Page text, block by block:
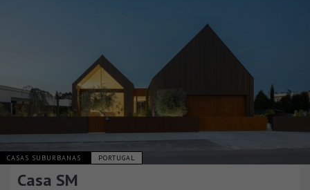
CASAS SUBURBANAS PORTUGAL
Casa SM